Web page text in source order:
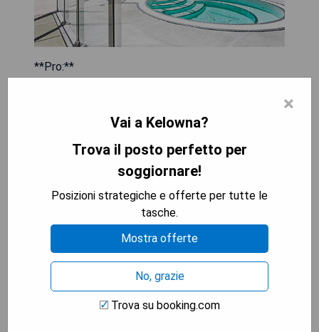
**Pro:**
- Colazione inclusa nel prezzo
- Parcheggio limitato
MOSTRA I PREZZI
A Vacation Paradise at Quail
×
Vai a Kelowna?
Trova il posto perfetto per
soggiornare!
Posizioni strategiche e offerte per tutte le
tasche.
Mostra offerte
No, grazie
Trova su booking.com